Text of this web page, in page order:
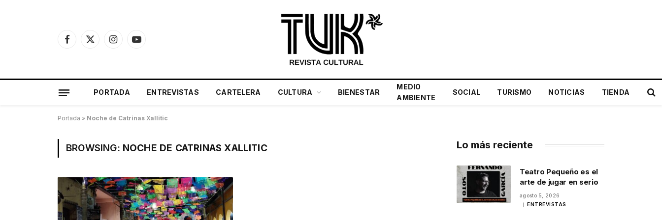
Facebook
X
InstagramYouTube
PORTADA ENTREVISTAS CARTELERA CULTURA BIENESTAR
MEDIO
AMBIENTE
SOCIAL TURISMO NOTICIAS TIENDA
Portada » Noche de Catrinas Xallitic
BROWSING: NOCHE DE CATRINAS XALLITIC Lo más reciente
Teatro Pequeño es el
arte de jugar en serio
agosto 5, 2026
ENTREVISTAS